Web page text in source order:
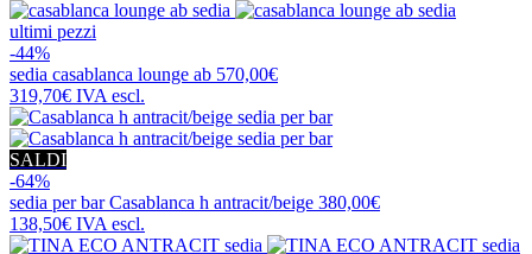
ultimi pezzi
-44%
sedia casablanca lounge ab 570,00€
319,70€ IVA escl.
SALDI
-64%
sedia per barCasablanca h antracit/beige 380,00€
138,50€ IVA escl.